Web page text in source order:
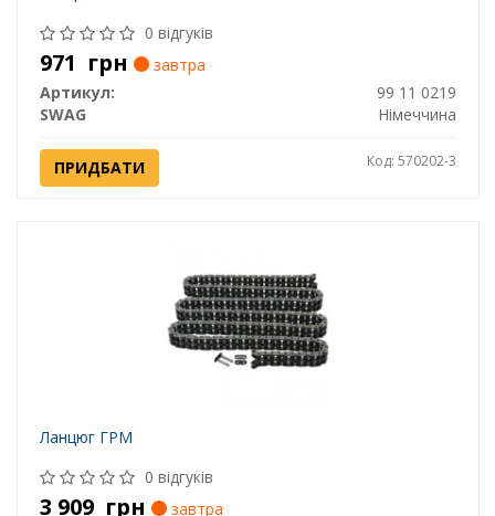
0 відгуків
971 грн
завтра
Артикул:
99 11 0219
SWAG
Німеччина
ПРИДБАТИ Код: 570202-3
Ланцюг ГРМ
0 відгуків
3 909 грн
завтра